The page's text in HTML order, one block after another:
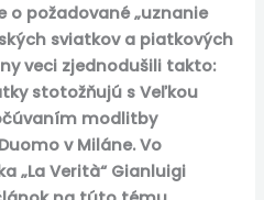
požadované „uznanie
sviatkov a piatkových
veci zjednodušili takto:
stotožňujú s Veľkou
modlitby
v Miláne. Vo
„La Verità“ Gianluigi